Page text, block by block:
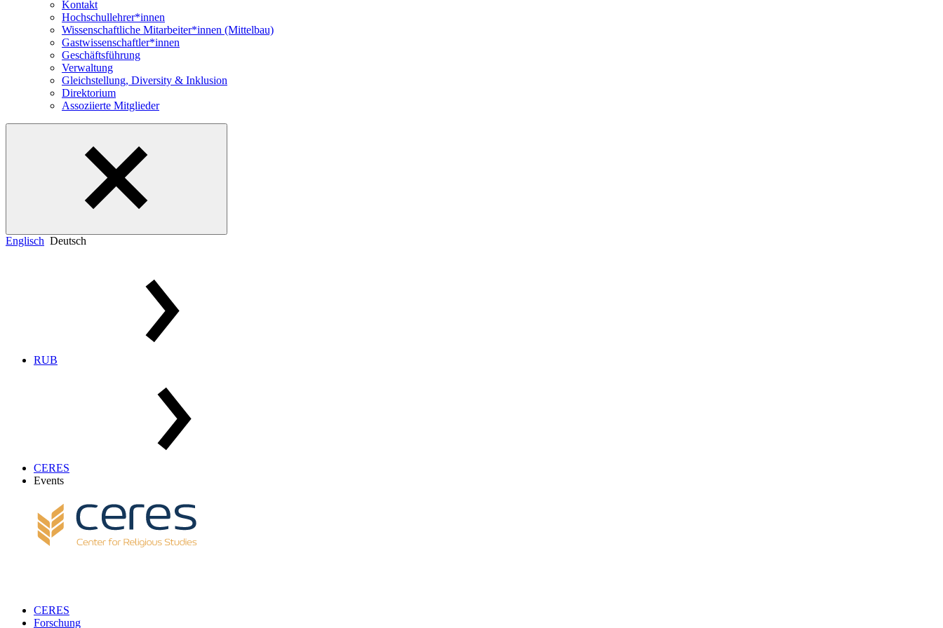
Kontakt
Hochschullehrer*innen
Wissenschaftliche Mitarbeiter*innen (Mittelbau)
Gastwissenschaftler*innen
Geschäftsführung
Verwaltung
Gleichstellung, Diversity & Inklusion
Direktorium
Assoziierte Mitglieder
Englisch Deutsch
RUB
CERES
Events
CERES
Forschung